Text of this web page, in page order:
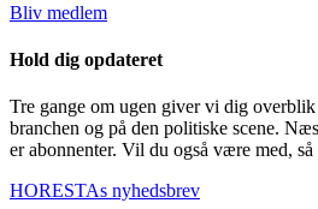
Bliv medlem
Hold dig opdateret
Tre gange om ugen giver vi dig
branchen og på den politiske scene.
er abonnenter. Vil du også være med,
HORESTAs nyhedsbrev